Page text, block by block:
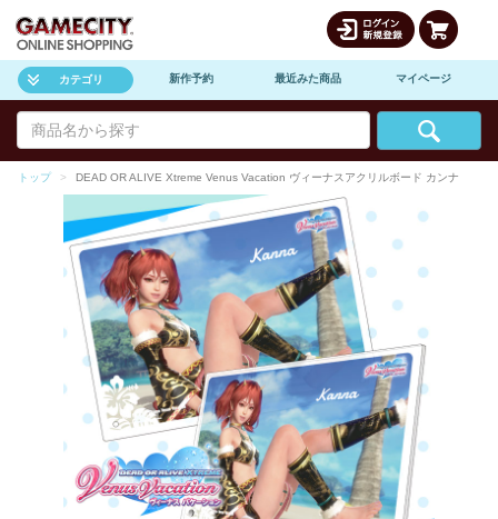
カテゴリ 新作予約 最近みた商品 マイページ
トップ DEAD OR ALIVE Xtreme Venus Vacation ヴィーナスアクリルボード カンナ